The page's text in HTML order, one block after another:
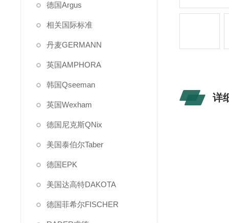
德国Argus
相关国际标准
丹麦GERMANN
英国AMPHORA
韩国Qseeman
英国Wexham
德国尼克斯QNix
美国泰伯尔Taber
德国EPK
美国达高特DAKOTA
德国菲希尔FISCHER
详